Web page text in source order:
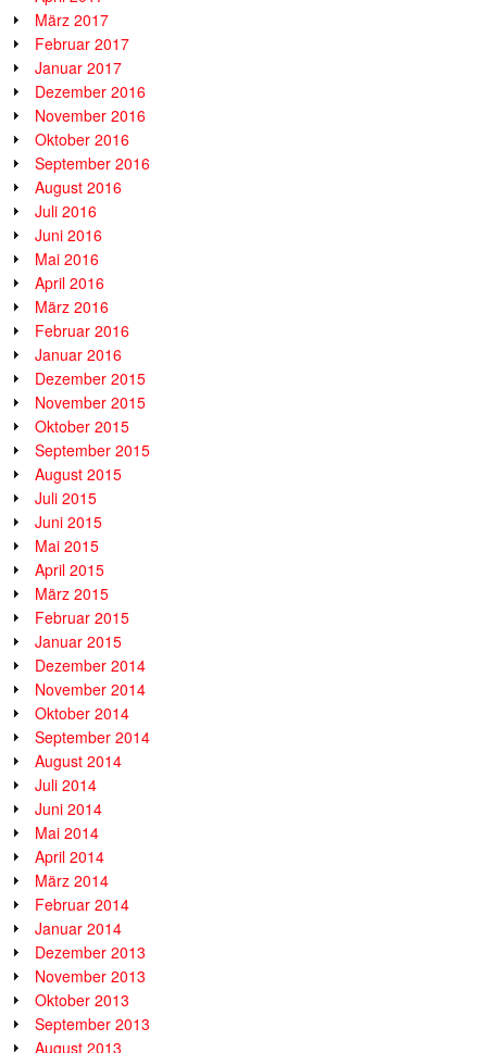
März 2017
Februar 2017
Januar 2017
Dezember 2016
November 2016
Oktober 2016
September 2016
August 2016
Juli 2016
Juni 2016
Mai 2016
April 2016
März 2016
Februar 2016
Januar 2016
Dezember 2015
November 2015
Oktober 2015
September 2015
August 2015
Juli 2015
Juni 2015
Mai 2015
April 2015
März 2015
Februar 2015
Januar 2015
Dezember 2014
November 2014
Oktober 2014
September 2014
August 2014
Juli 2014
Juni 2014
Mai 2014
April 2014
März 2014
Februar 2014
Januar 2014
Dezember 2013
November 2013
Oktober 2013
September 2013
August 2013